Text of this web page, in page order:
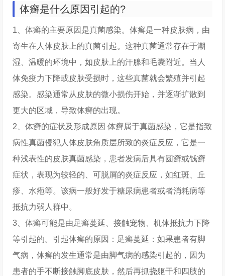
体癣是什么原因引起的?
1、体癣的主要原因是真菌感染。体癣是一种皮肤病，由
寄生在人体皮肤上的真菌引起。这种真菌通常存在于潮
湿、温暖的环境中，如皮肤上的汗腺和毛囊附近。当人
体免疫力下降或皮肤受损时，这些真菌就会繁殖并引起
感染。感染通常从皮肤的微小损伤开始，并逐渐扩散到
更大的区域，导致体癣的出现。
2、体癣的症状及形成原因 体癣属于真菌感染，它是指致
病性真菌侵犯人体皮肤角质层所致的炎症反应，它是一
种浅表性的皮肤真菌感染，患者发病后具有圆癣或钱癣
症状，表现为较轻的、可脱屑的炎症反应，如红斑、丘
疹、水疱等。该病一般好发于糖尿病患者或者消耗病等
抵抗力弱人群中。
3、体癣可能是由足癣蔓延、接触宠物、机体抵抗力下降
等引起的。引起体癣的原因：足癣蔓延：如果患者有脚
气病，体癣的发生通常是由脚气病的感染引起的，因为
患者的手不断接触脚底皮肤，然后再抓挠躯干和四肢的